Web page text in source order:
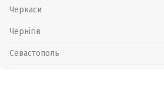
Черкаси
Чернігів
Севастополь